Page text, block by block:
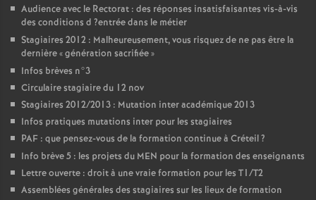
Audience avec le Rectorat : des réponses insatisfaisantes vis-à-vis
des conditions d ?entrée dans le métier
Stagiaires 2012 : Malheureusement, vous risquez de ne pas être la
dernière «génération sacrifiée»
Infos brèves n°3
Circulaire stagiaire du 12 nov
Stagiaires 2012/2013 : Mutation inter académique 2013
Infos pratiques mutations inter pour les stagiaires
PAF : que pensez-vous de la formation continue à Créteil?
Info brève 5 : les projets du MEN pour la formation des enseignants
Lettre ouverte : droit à une vraie formation pour les T1/T2
Assemblées générales des stagiaires sur les lieux de formation